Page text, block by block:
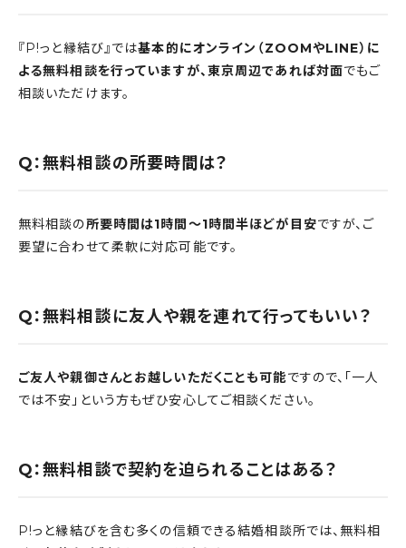
『P!っと縁結び』では基本的にオンライン（ZOOMやLINE）に
よる無料相談を行っていますが、東京周辺であれば対面でもご
相談いただけます。
Q：無料相談の所要時間は？
無料相談の所要時間は1時間〜1時間半ほどが目安ですが、ご
要望に合わせて柔軟に対応可能です。
Q：無料相談に友人や親を連れて行ってもいい？
ご友人や親御さんとお越しいただくことも可能ですので、「一人
では不安」という方もぜひ安心してご相談ください。
Q：無料相談で契約を迫られることはある？
P!っと縁結びを含む多くの信頼できる結婚相談所では、無料相